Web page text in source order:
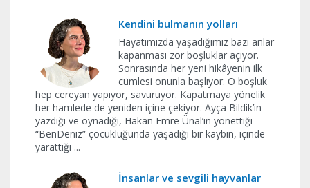
​Kendini bulmanın yolları
Hayatımızda yaşadığımız bazı anlar
kapanması zor boşluklar açıyor.
Sonrasında her yeni hikâyenin ilk
cümlesi onunla başlıyor. O boşluk
hep cereyan yapıyor, savuruyor. Kapatmaya yönelik
her hamlede de yeniden içine çekiyor. Ayça Bildik’in
yazdığı ve oynadığı, Hakan Emre Ünal’ın yönettiği
“BenDeniz” çocukluğunda yaşadığı bir kaybın, içinde
yarattığı ...
İnsanlar ve sevgili hayvanlar